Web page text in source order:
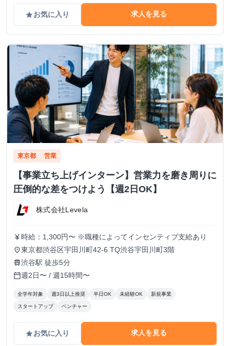
gradeお気に入り 求人を見る
東京都 営業
【事業立ち上げインターン】営業力を磨き周りに
圧倒的な差をつけよう【週2日OK】
株式会社Levela
currency_yen 時給：1,300円〜 ※職種によってインセンティブ支給あり
place東京都渋谷区宇田川町42-6 TQ渋谷宇田川町3階
train渋谷駅 徒歩5分
calendar_today週2日〜 / 週15時間〜
全学年対象 週3日以上推奨 半日OK 未経験OK 新規事業
スタートアップ ベンチャー
gradeお気に入り 求人を見る